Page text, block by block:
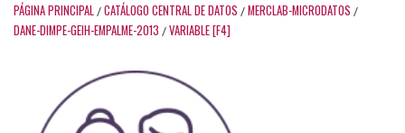
PÁGINA PRINCIPAL / CATÁLOGO CENTRAL DE DATOS / MERCLAB-MICRODATOS /
DANE-DIMPE-GEIH-EMPALME-2013 / VARIABLE [F4]